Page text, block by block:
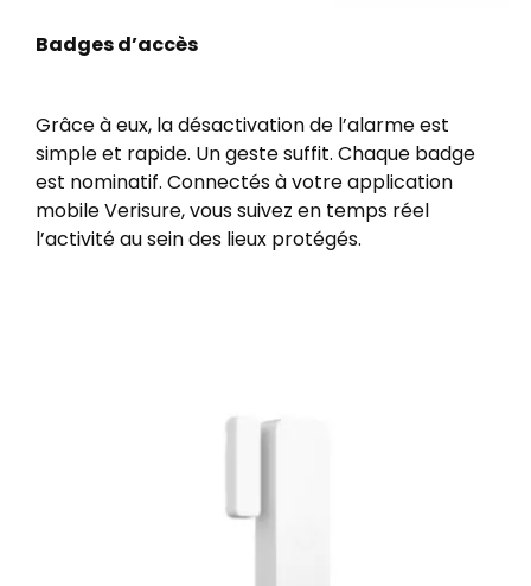
Badges d’accès
Grâce à eux, la désactivation de l’alarme est
simple et rapide. Un geste suffit. Chaque badge
est nominatif. Connectés à votre application
mobile Verisure, vous suivez en temps réel
l’activité au sein des lieux protégés.